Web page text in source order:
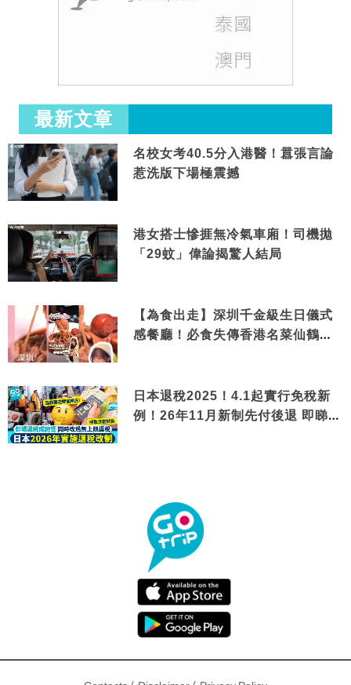
最新文章
名校女考40.5分入港醫！囂張言論
惹洗版下場極震撼
港女搭士慘捱無冷氣車廂！司機拋
「29蚊」偉論揭驚人結局
【為食出走】深圳千金級生日儀式
感餐廳！必食失傳香港名菜仙鶴神
日本退稅2025！4.1起實行免稅新
例！26年11月新制先付後退 即睇步